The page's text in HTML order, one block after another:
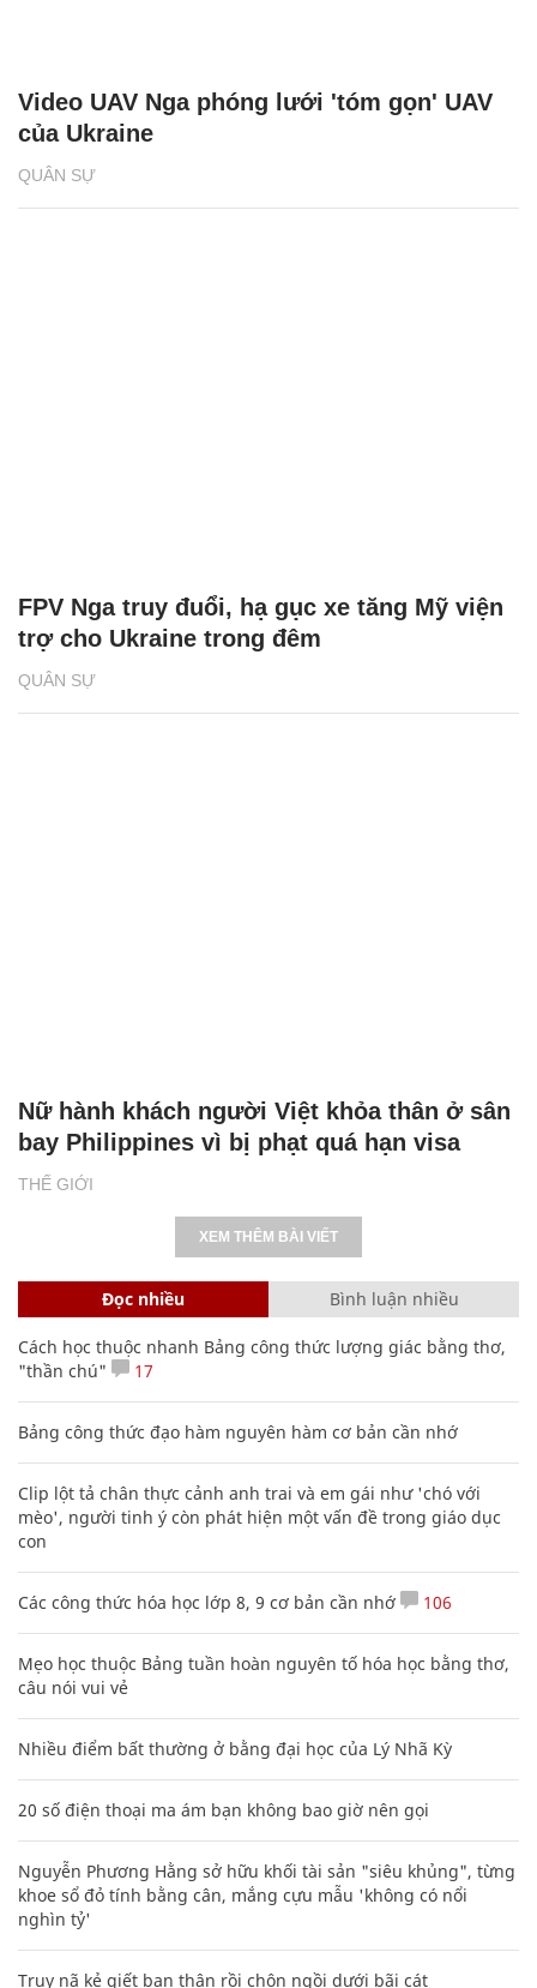
QUÂN SỰ
Video UAV Nga phóng lưới 'tóm gọn' UAV
của Ukraine
QUÂN SỰ
FPV Nga truy đuổi, hạ gục xe tăng Mỹ viện
trợ cho Ukraine trong đêm
THẾ GIỚI
Nữ hành khách người Việt khỏa thân ở sân
bay Philippines vì bị phạt quá hạn visa
XEM THÊM BÀI VIẾT
Đọc nhiều Bình luận nhiều
Cách học thuộc nhanh Bảng công thức lượng giác bằng thơ,
"thần chú"
17
Bảng công thức đạo hàm nguyên hàm cơ bản cần nhớ
Clip lột tả chân thực cảnh anh trai và em gái như 'chó với
mèo', người tinh ý còn phát hiện một vấn đề trong giáo dục
con
Các công thức hóa học lớp 8, 9 cơ bản cần nhớ 106
Mẹo học thuộc Bảng tuần hoàn nguyên tố hóa học bằng thơ,
câu nói vui vẻ
Nhiều điểm bất thường ở bằng đại học của Lý Nhã Kỳ
20 số điện thoại ma ám bạn không bao giờ nên gọi
Nguyễn Phương Hằng sở hữu khối tài sản "siêu khủng", từng
khoe sổ đỏ tính bằng cân, mắng cựu mẫu 'không có nổi
nghìn tỷ'
Truy nã kẻ giết bạn thân rồi chôn ngồi dưới bãi cát